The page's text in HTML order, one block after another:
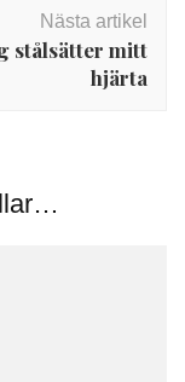
Nästa artikel
stålsätter mitt
hjärta